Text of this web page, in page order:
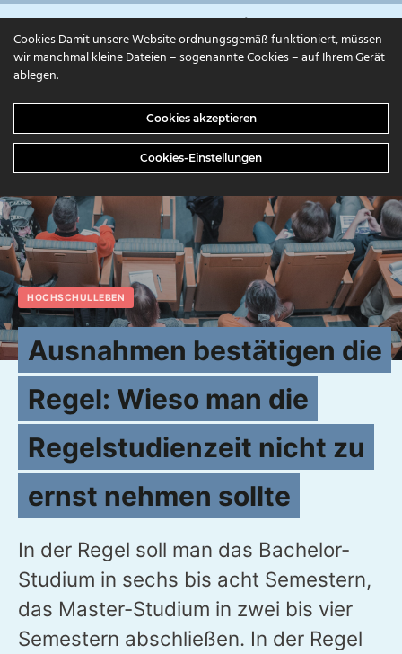
campuls.online
HOCHSCHULLEBEN
Ausnahmen bestätigen die
Regel: Wieso man die
Regelstudienzeit nicht zu
ernst nehmen sollte
In der Regel soll man das Bachelor-
Studium in sechs bis acht Semestern,
das Master-Studium in zwei bis vier
Semestern abschließen. In der Regel
Cookies Damit unsere Website ordnungsgemäß funktioniert, müssen
wir manchmal kleine Dateien – sogenannte Cookies – auf Ihrem Gerät
ablegen.
Cookies akzeptieren
Cookies-Einstellungen